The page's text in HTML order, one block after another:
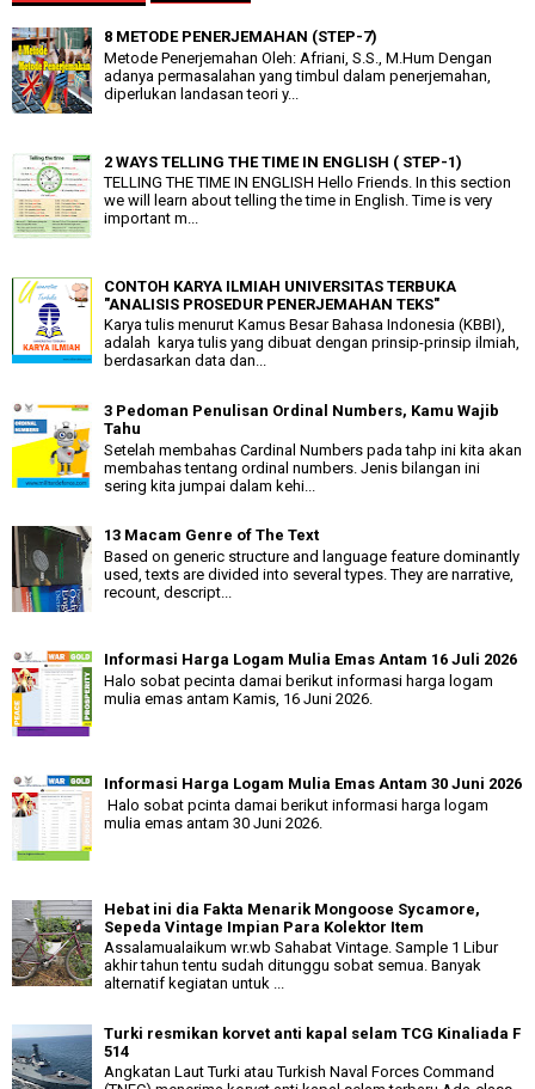
8 METODE PENERJEMAHAN (STEP-7)
Metode Penerjemahan Oleh: Afriani, S.S., M.Hum Dengan
adanya permasalahan yang timbul dalam penerjemahan,
diperlukan landasan teori y...
2 WAYS TELLING THE TIME IN ENGLISH ( STEP-1)
TELLING THE TIME IN ENGLISH Hello Friends. In this section
we will learn about telling the time in English. Time is very
important m...
CONTOH KARYA ILMIAH UNIVERSITAS TERBUKA
"ANALISIS PROSEDUR PENERJEMAHAN TEKS"
Karya tulis menurut Kamus Besar Bahasa Indonesia (KBBI),
adalah karya tulis yang dibuat dengan prinsip-prinsip ilmiah,
berdasarkan data dan...
3 Pedoman Penulisan Ordinal Numbers, Kamu Wajib
Tahu
Setelah membahas Cardinal Numbers pada tahp ini kita akan
membahas tentang ordinal numbers. Jenis bilangan ini
sering kita jumpai dalam kehi...
13 Macam Genre of The Text
Based on generic structure and language feature dominantly
used, texts are divided into several types. They are narrative,
recount, descript...
Informasi Harga Logam Mulia Emas Antam 16 Juli 2026
Halo sobat pecinta damai berikut informasi harga logam
mulia emas antam Kamis, 16 Juni 2026.
Informasi Harga Logam Mulia Emas Antam 30 Juni 2026
Halo sobat pcinta damai berikut informasi harga logam
mulia emas antam 30 Juni 2026.
Hebat ini dia Fakta Menarik Mongoose Sycamore,
Sepeda Vintage Impian Para Kolektor Item
Assalamualaikum wr.wb Sahabat Vintage. Sample 1 Libur
akhir tahun tentu sudah ditunggu sobat semua. Banyak
alternatif kegiatan untuk ...
Turki resmikan korvet anti kapal selam TCG Kinaliada F
514
Angkatan Laut Turki atau Turkish Naval Forces Command